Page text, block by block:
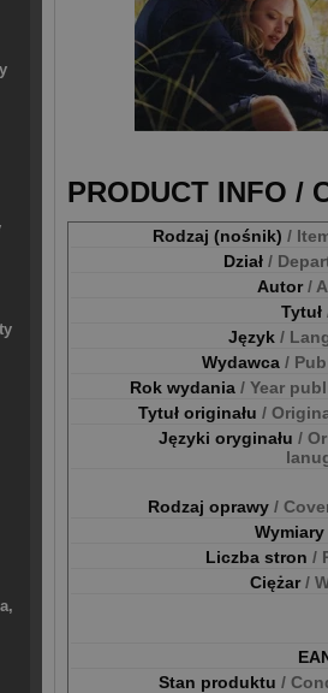
PRODUCT INFO /
Rodzaj (nośnik) /
Dział /
Autor/
Tytuł
Język /
Wydawca /
Rok wydania / Year
Tytuł originału /
Języki oryginału /
Rodzaj oprawy /
Wymiary
Liczba stron /
Ciężar/
Stan produktu /